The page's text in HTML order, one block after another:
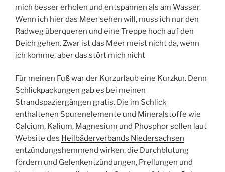
mich besser erholen und entspannen als am Wasser.
Wenn ich hier das Meer sehen will, muss ich nur den
Radweg überqueren und eine Treppe hoch auf den
Deich gehen. Zwar ist das Meer meist nicht da, wenn
ich komme, aber das stört mich nicht
Für meinen Fuß war der Kurzurlaub eine Kurzkur. Denn
Schlickpackungen gab es bei meinen
Strandspaziergängen gratis. Die im Schlick
enthaltenen Spurenelemente und Mineralstoffe wie
Calcium, Kalium, Magnesium und Phosphor sollen laut
Website des Heilbäderverbands Niedersachsen
entzündungshemmend wirken, die Durchblutung
fördern und Gelenkentzündungen, Prellungen und